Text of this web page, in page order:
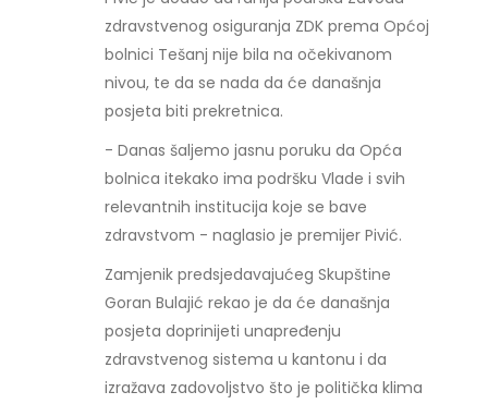
zdravstvenog osiguranja ZDK prema Općoj
bolnici Tešanj nije bila na očekivanom
nivou, te da se nada da će današnja
posjeta biti prekretnica.
- Danas šaljemo jasnu poruku da Opća
bolnica itekako ima podršku Vlade i svih
relevantnih institucija koje se bave
zdravstvom - naglasio je premijer Pivić.
Zamjenik predsjedavajućeg Skupštine
Goran Bulajić rekao je da će današnja
posjeta doprinijeti unapređenju
zdravstvenog sistema u kantonu i da
izražava zadovoljstvo što je politička klima